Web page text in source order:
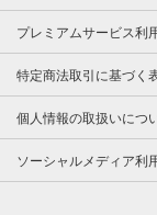
プレミアムサービス利
特定商法取引に基づく
個人情報の取扱いにつ
ソーシャルメディア利